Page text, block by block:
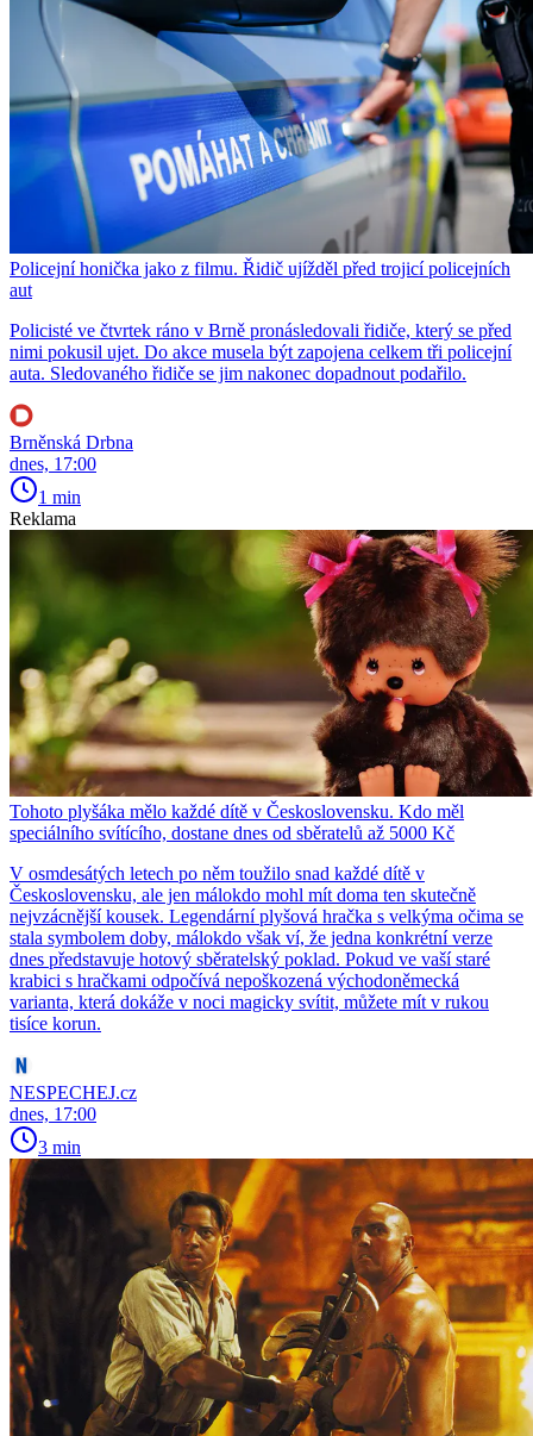
Policejní honička jako z filmu. Řidič ujížděl před trojicí policejních
aut
Policisté ve čtvrtek ráno v Brně pronásledovali řidiče, který se před
nimi pokusil ujet. Do akce musela být zapojena celkem tři policejní
auta. Sledovaného řidiče se jim nakonec dopadnout podařilo.
Brněnská Drbna
dnes, 17:00
1 min
Reklama
Tohoto plyšáka mělo každé dítě v Československu. Kdo měl
speciálního svítícího, dostane dnes od sběratelů až 5000 Kč
V osmdesátých letech po něm toužilo snad každé dítě v
Československu, ale jen málokdo mohl mít doma ten skutečně
nejvzácnější kousek. Legendární plyšová hračka s velkýma očima se
stala symbolem doby, málokdo však ví, že jedna konkrétní verze
dnes představuje hotový sběratelský poklad. Pokud ve vaší staré
krabici s hračkami odpočívá nepoškozená východoněmecká
varianta, která dokáže v noci magicky svítit, můžete mít v rukou
tisíce korun.
NESPECHEJ.cz
dnes, 17:00
3 min